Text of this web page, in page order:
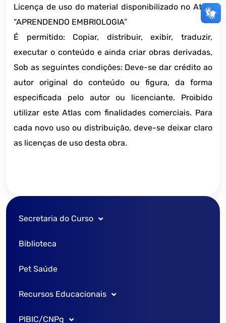
Licença de uso do material disponibilizado no Atlas
“APRENDENDO EMBRIOLOGIA”
É permitido: Copiar, distribuir, exibir, traduzir,
executar o conteúdo e ainda criar obras derivadas,
Sob as seguintes condições: Deve-se dar crédito ao
autor original do conteúdo ou figura, da forma
especificada pelo autor ou licenciante. Proibido
utilizar este Atlas com finalidades comerciais. Para
cada novo uso ou distribuição, deve-se deixar claro
as licenças de uso desta obra.
Secretaria do Curso
Vestibular
SISU
Transferência
Editais
Biblioteca
Pet Saúde
Recursos Educacionais
Formulário de solicitação de sala
PIBIC/CNPq